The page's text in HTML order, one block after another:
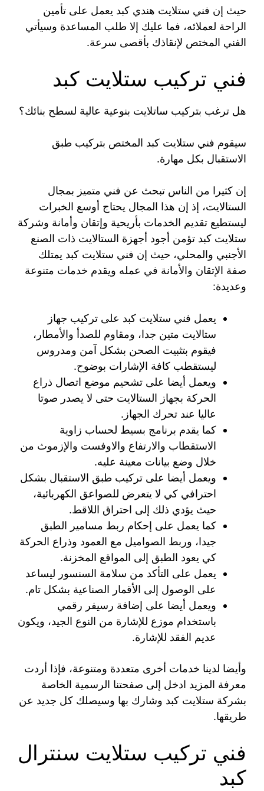
حيث إن فني ستلايت هندي كبد يعمل على تأمين
الراحة لعملائه، فما عليك إلا طلب المساعدة وسيأتي
الفني المختص لإنقاذك بأقصى سرعة.
فني تركيب ستلايت كبد
هل ترغب بتركيب ساتلايت بنوعية عالية لسطح بنائك؟
سيقوم فني ستلايت كبد المختص بتركيب طبق
الاستقبال بكل مهارة.
إن كثيرا من الناس تبحث عن فني متميز بمجال
الستالايت، إذ إن هذا المجال يحتاج أوسع الخبرات
ليستطيع تقديم الخدمات بأريحية وإتقان وأمانة وشركة
ستلايت كبد تؤمن أجود أجهزة الستالايت ذات الصنع
الأجنبي والمحلي، حيث إن فني ستلايت كبد يمتلك
صفة الإتقان والأمانة في عمله ويقدم خدمات متنوعة
وعديدة:
يعمل فني ستلايت كبد على تركيب جهاز
ستالايت متين جدا، ومقاوم للصدأ والأمطار،
فيقوم بتثبيت الصحن بشكل آمن ومدروس
ليستقطب كافة الإشارات بوضوح.
ويعمل أيضا على تشحيم موضع اتصال ذراع
الحركة بجهاز الستالايت حتى لا يصدر صوتا
عاليا عند تحرك الجهاز.
كما يقدم برنامج بسيط لحساب زاوية
الاستقطاب والارتفاع والاوفست والإزموث من
خلال وضع بيانات معينة عليه.
ويعمل أيضا على تركيب طبق الاستقبال بشكل
احترافي كي لا يتعرض للصواعق الكهربائية،
حيث يؤدي ذلك إلى احتراق اللاقط.
كما يعمل على إحكام ربط مسامير الطبق
جيدا، وربط الصواميل مع العمود وذراع الحركة
كي يعود الطبق إلى المواقع المخزنة.
يعمل على التأكد من سلامة السنسور ليساعد
على الوصول إلى الأقمار الصناعية بشكل تام.
ويعمل أيضا على إضافة رسيفر رقمي
باستخدام موزع للإشارة من النوع الجيد، ويكون
عديم الفقد للإشارة.
وأيضا لدينا خدمات أخرى متعددة ومتنوعة، فإذا أردت
معرفة المزيد ادخل إلى صفحتنا الرسمية الخاصة
بشركة ستلايت كبد وشارك بها وسيصلك كل جديد عن
طريقها.
فني تركيب ستلايت سنترال
كبد